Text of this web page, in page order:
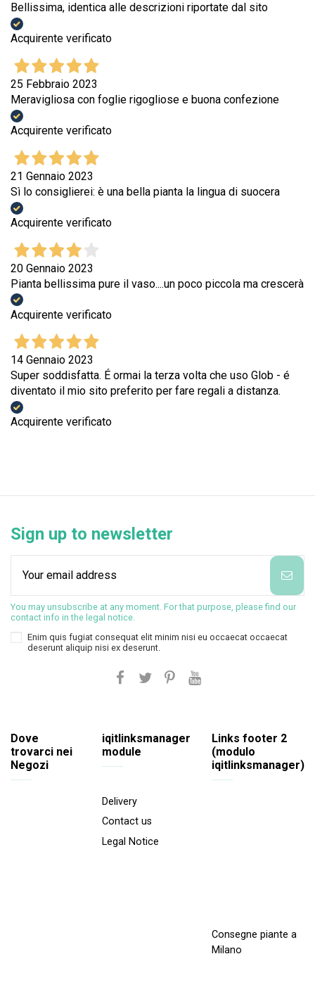
Bellissima, identica alle descrizioni riportate dal sito
Acquirente verificato
25 Febbraio 2023
Meravigliosa con foglie rigogliose e buona confezione
Acquirente verificato
21 Gennaio 2023
Sì lo consiglierei: è una bella pianta la lingua di suocera
Acquirente verificato
20 Gennaio 2023
Pianta bellissima pure il vaso....un poco piccola ma crescerà
Acquirente verificato
14 Gennaio 2023
Super soddisfatta. É ormai la terza volta che uso Glob - é
diventato il mio sito preferito per fare regali a distanza.
Acquirente verificato
Sign up to newsletter
You may unsubscribe at any moment. For that purpose, please find our
contact info in the legal notice.
Enim quis fugiat consequat elit minim nisi eu occaecat occaecat
deserunt aliquip nisi ex deserunt.
Dove
trovarci nei
Negozi
iqitlinksmanager
module
Delivery
Contact us
Legal Notice
Links footer 2
(modulo
iqitlinksmanager)
Consegne piante a
Milano